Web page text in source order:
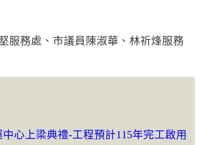
服務處、市議員陳淑華、林祈烽服務